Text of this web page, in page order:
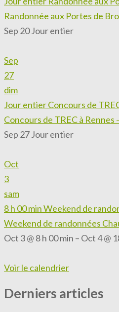
Randonnée aux Portes de
Sep 20Jour entier
Sep
27
dim
Jour entierConcours de
Concours de TREC à Rennes
Sep 27Jour entier
Oct
3
sam
8 h 00 minWeekend de
Weekend de randonnées
Oct 3 @ 8 h 00 min – Oct 4 @
Voir le calendrier
Derniers articles